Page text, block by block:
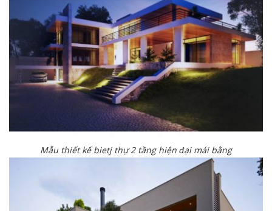
Mẫu thiết kế bietj thự 2 tầng hiện đại mái bằng